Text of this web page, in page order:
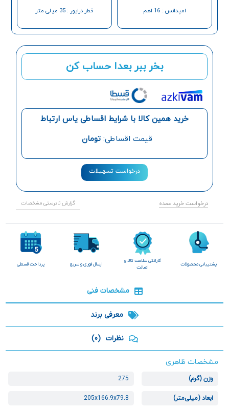
بخر ببر بعدا حساب کن
خرید همین کالا با شرایط اقساطی یاس ارتباط
قیمت اقساطی: تومان
درخواست تسهیلات
درخواست خرید عمده گزارش نادرستی مشخصات
امپدانس : 16 اهم قطر درایور : 35 میلی متر
پشتیبانی محصولات
گارانتی سلامت کالا و
اصالت
ارسال فوری و سریع پرداخت قسطی
مشخصات فنی
معرفی برند
نظرات (0)
مشخصات ظاهری
وزن (گرم) 275
ابعاد (میلی‌متر) 205x166.9x79.8